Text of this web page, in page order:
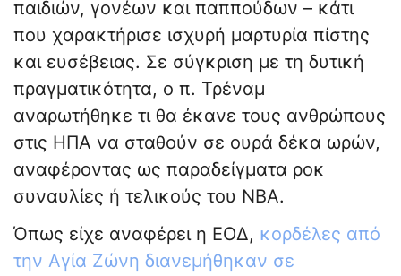
παιδιών, γονέων και παππούδων – κάτι
που χαρακτήρισε ισχυρή μαρτυρία πίστης
και ευσέβειας. Σε σύγκριση με τη δυτική
πραγματικότητα, ο π. Τρέναμ
αναρωτήθηκε τι θα έκανε τους ανθρώπους
στις ΗΠΑ να σταθούν σε ουρά δέκα ωρών,
αναφέροντας ως παραδείγματα ροκ
συναυλίες ή τελικούς του NBA.
Όπως είχε αναφέρει η ΕΟΔ, κορδέλες από
την Αγία Ζώνη διανεμήθηκαν σε